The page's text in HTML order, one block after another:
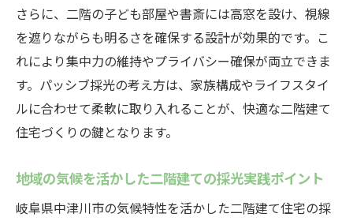
さらに、二階の子ども部屋や書斎には高窓を設け、視線
を遮りながらも明るさを確保する設計が効果的です。こ
れにより集中力の維持やプライバシー確保が両立できま
す。パッシブ採光の考え方は、家族構成やライフスタイ
ルに合わせて柔軟に取り入れることが、快適な二階建て
住宅づくりの鍵となります。
地域の気候を活かした二階建ての採光実践ポイント
岐阜県中津川市の気候特性を活かした二階建て住宅の採